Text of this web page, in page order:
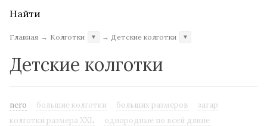
Найти
Главная → Колготки ▼ → Детские колготки ▼
Детские колготки
nero большие колготки больших размеров
загар
колготки размера XXL
однородные по всей длине